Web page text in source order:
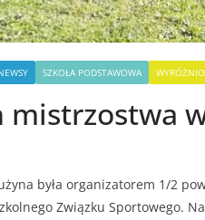
SZKOŁA PODSTAWOWA
była organizatorem 1/2
Związku Sportowego.